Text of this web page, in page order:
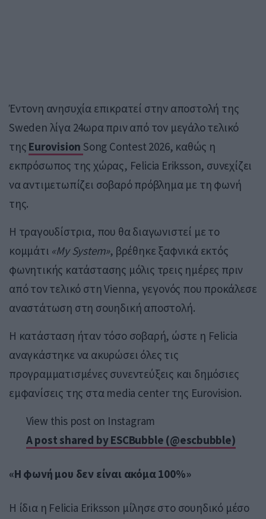
Έντονη ανησυχία επικρατεί στην αποστολή της
Sweden λίγα 24ωρα πριν από τον μεγάλο τελικό
της Eurovision Song Contest 2026, καθώς η
εκπρόσωπος της χώρας, Felicia Eriksson, συνεχίζει
να αντιμετωπίζει σοβαρό πρόβλημα με τη φωνή
της.
Η τραγουδίστρια, που θα διαγωνιστεί με το
κομμάτι «My System», βρέθηκε ξαφνικά εκτός
φωνητικής κατάστασης μόλις τρεις ημέρες πριν
από τον τελικό στηVienna, γεγονός που προκάλεσε
αναστάτωση στη σουηδική αποστολή.
Η κατάσταση ήταν τόσο σοβαρή, ώστε η Felicia
αναγκάστηκε να ακυρώσει όλες τις
προγραμματισμένες συνεντεύξεις και δημόσιες
εμφανίσεις της στα media center της Eurovision.
View this post on Instagram
A post shared by ESCBubble (@escbubble)
«Η φωνή μου δεν είναι ακόμα 100%»
Η ίδια η Felicia Eriksson μίλησε στο σουηδικό μέσο